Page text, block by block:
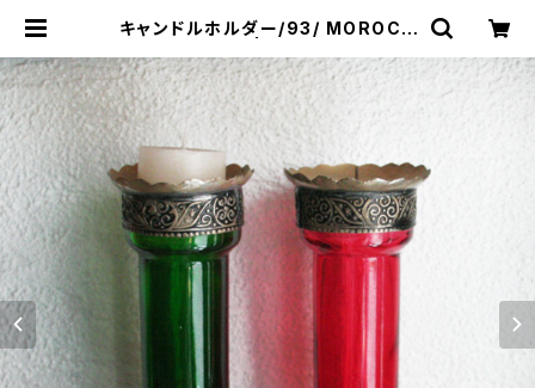
キャンドルホルダー/93/ MOROCC